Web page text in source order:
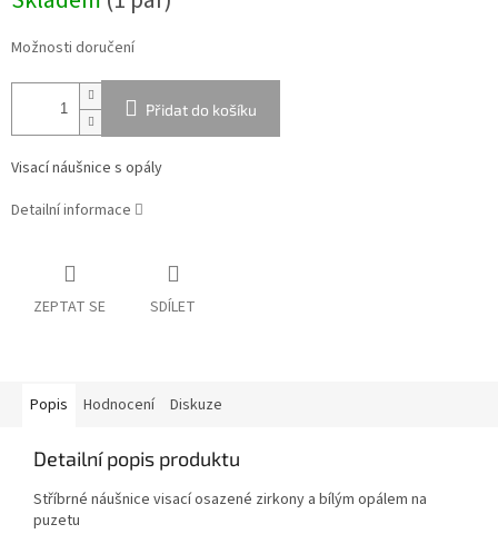
cena:
Možnosti doručení
Přidat do košíku
Visací náušnice s opály
Detailní informace
ZEPTAT SE SDÍLET
Popis Hodnocení Diskuze
Detailní popis produktu
Stříbrné náušnice visací osazené zirkony a bílým opálem na
puzetu